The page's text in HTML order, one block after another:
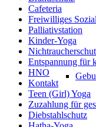
Cafeteria
Freiwilliges
Palliativstation
Kinder-Yoga
Entspannung für
HNO
Kontakt
Teen (Girl) Yoga
Zuzahlung für
Diebstahlschutz